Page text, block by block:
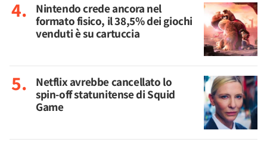
Nintendo crede ancora nel
formato fisico, il 38,5% dei giochi
venduti è su cartuccia
Netflix avrebbe cancellato lo
spin-off statunitense di Squid
Game